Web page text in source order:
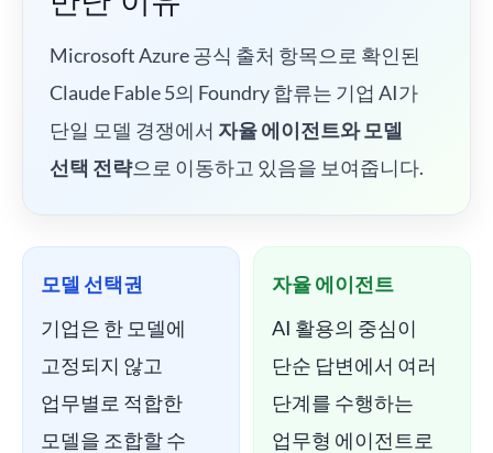
Microsoft Azure 공식 출처 항목으로 확인된
Claude Fable 5의 Foundry 합류는 기업 AI가
단일 모델 경쟁에서 자율 에이전트와 모델
선택 전략으로 이동하고 있음을 보여줍니다.
모델 선택권
기업은 한 모델에
고정되지 않고
업무별로 적합한
모델을 조합할 수
자율 에이전트
AI 활용의 중심이
단순 답변에서 여러
단계를 수행하는
업무형 에이전트로